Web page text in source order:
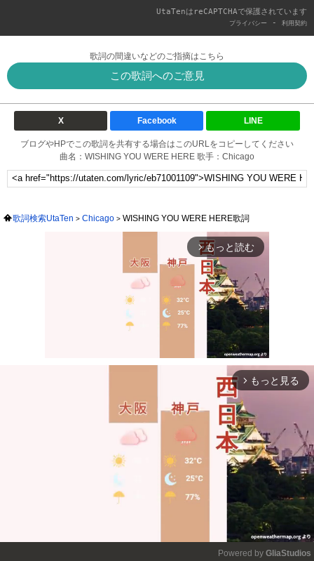
UtaTenはreCAPTCHAで保護されています
プライバシー - 利用契約
歌詞の間違いなどのご指摘はこちら
この歌詞へのご意見
X Facebook LINE
ブログやHPでこの歌詞を共有する場合はこのURLをコピーしてください
曲名：WISHING YOU WERE HERE 歌手：Chicago
歌詞検索UtaTen Chicago WISHING YOU WERE HERE歌詞
arrow_forward_ios もっと読む
Mute
arrow_forward_ios もっと見る
Powered by GliaStudios